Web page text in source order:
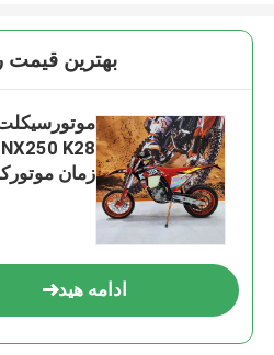
بهترين قيمت
زمان
ادامه هید